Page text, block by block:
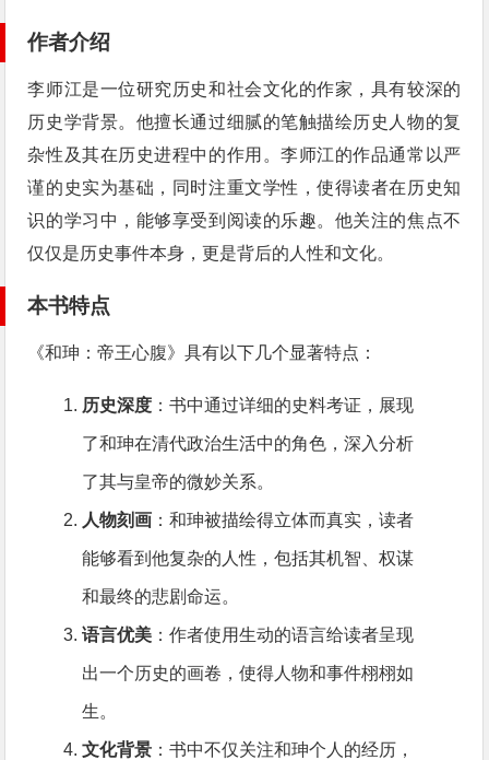
作者介绍
李师江是一位研究历史和社会文化的作家，具有较深的
历史学背景。他擅长通过细腻的笔触描绘历史人物的复
杂性及其在历史进程中的作用。李师江的作品通常以严
谨的史实为基础，同时注重文学性，使得读者在历史知
识的学习中，能够享受到阅读的乐趣。他关注的焦点不
仅仅是历史事件本身，更是背后的人性和文化。
本书特点
《和珅：帝王心腹》具有以下几个显著特点：
历史深度 ：书中通过详细的史料考证，展现
了和珅在清代政治生活中的角色，深入分析
了其与皇帝的微妙关系。
人物刻画 ：和珅被描绘得立体而真实，读者
能够看到他复杂的人性，包括其机智、权谋
和最终的悲剧命运。
语言优美 ：作者使用生动的语言给读者呈现
出一个历史的画卷，使得人物和事件栩栩如
生。
文化背景 ：书中不仅关注和珅个人的经历，